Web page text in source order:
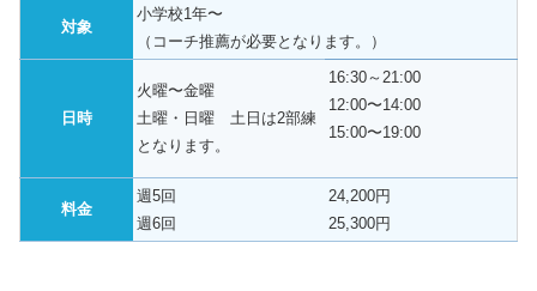
対象
小学校1年〜
（コーチ推薦が必要となります。）
日時
火曜〜金曜
土曜・日曜 土日は2部練
となります。
16:30～21:00
12:00〜14:00
15:00〜19:00
料金
週5回
週6回
24,200円
25,300円